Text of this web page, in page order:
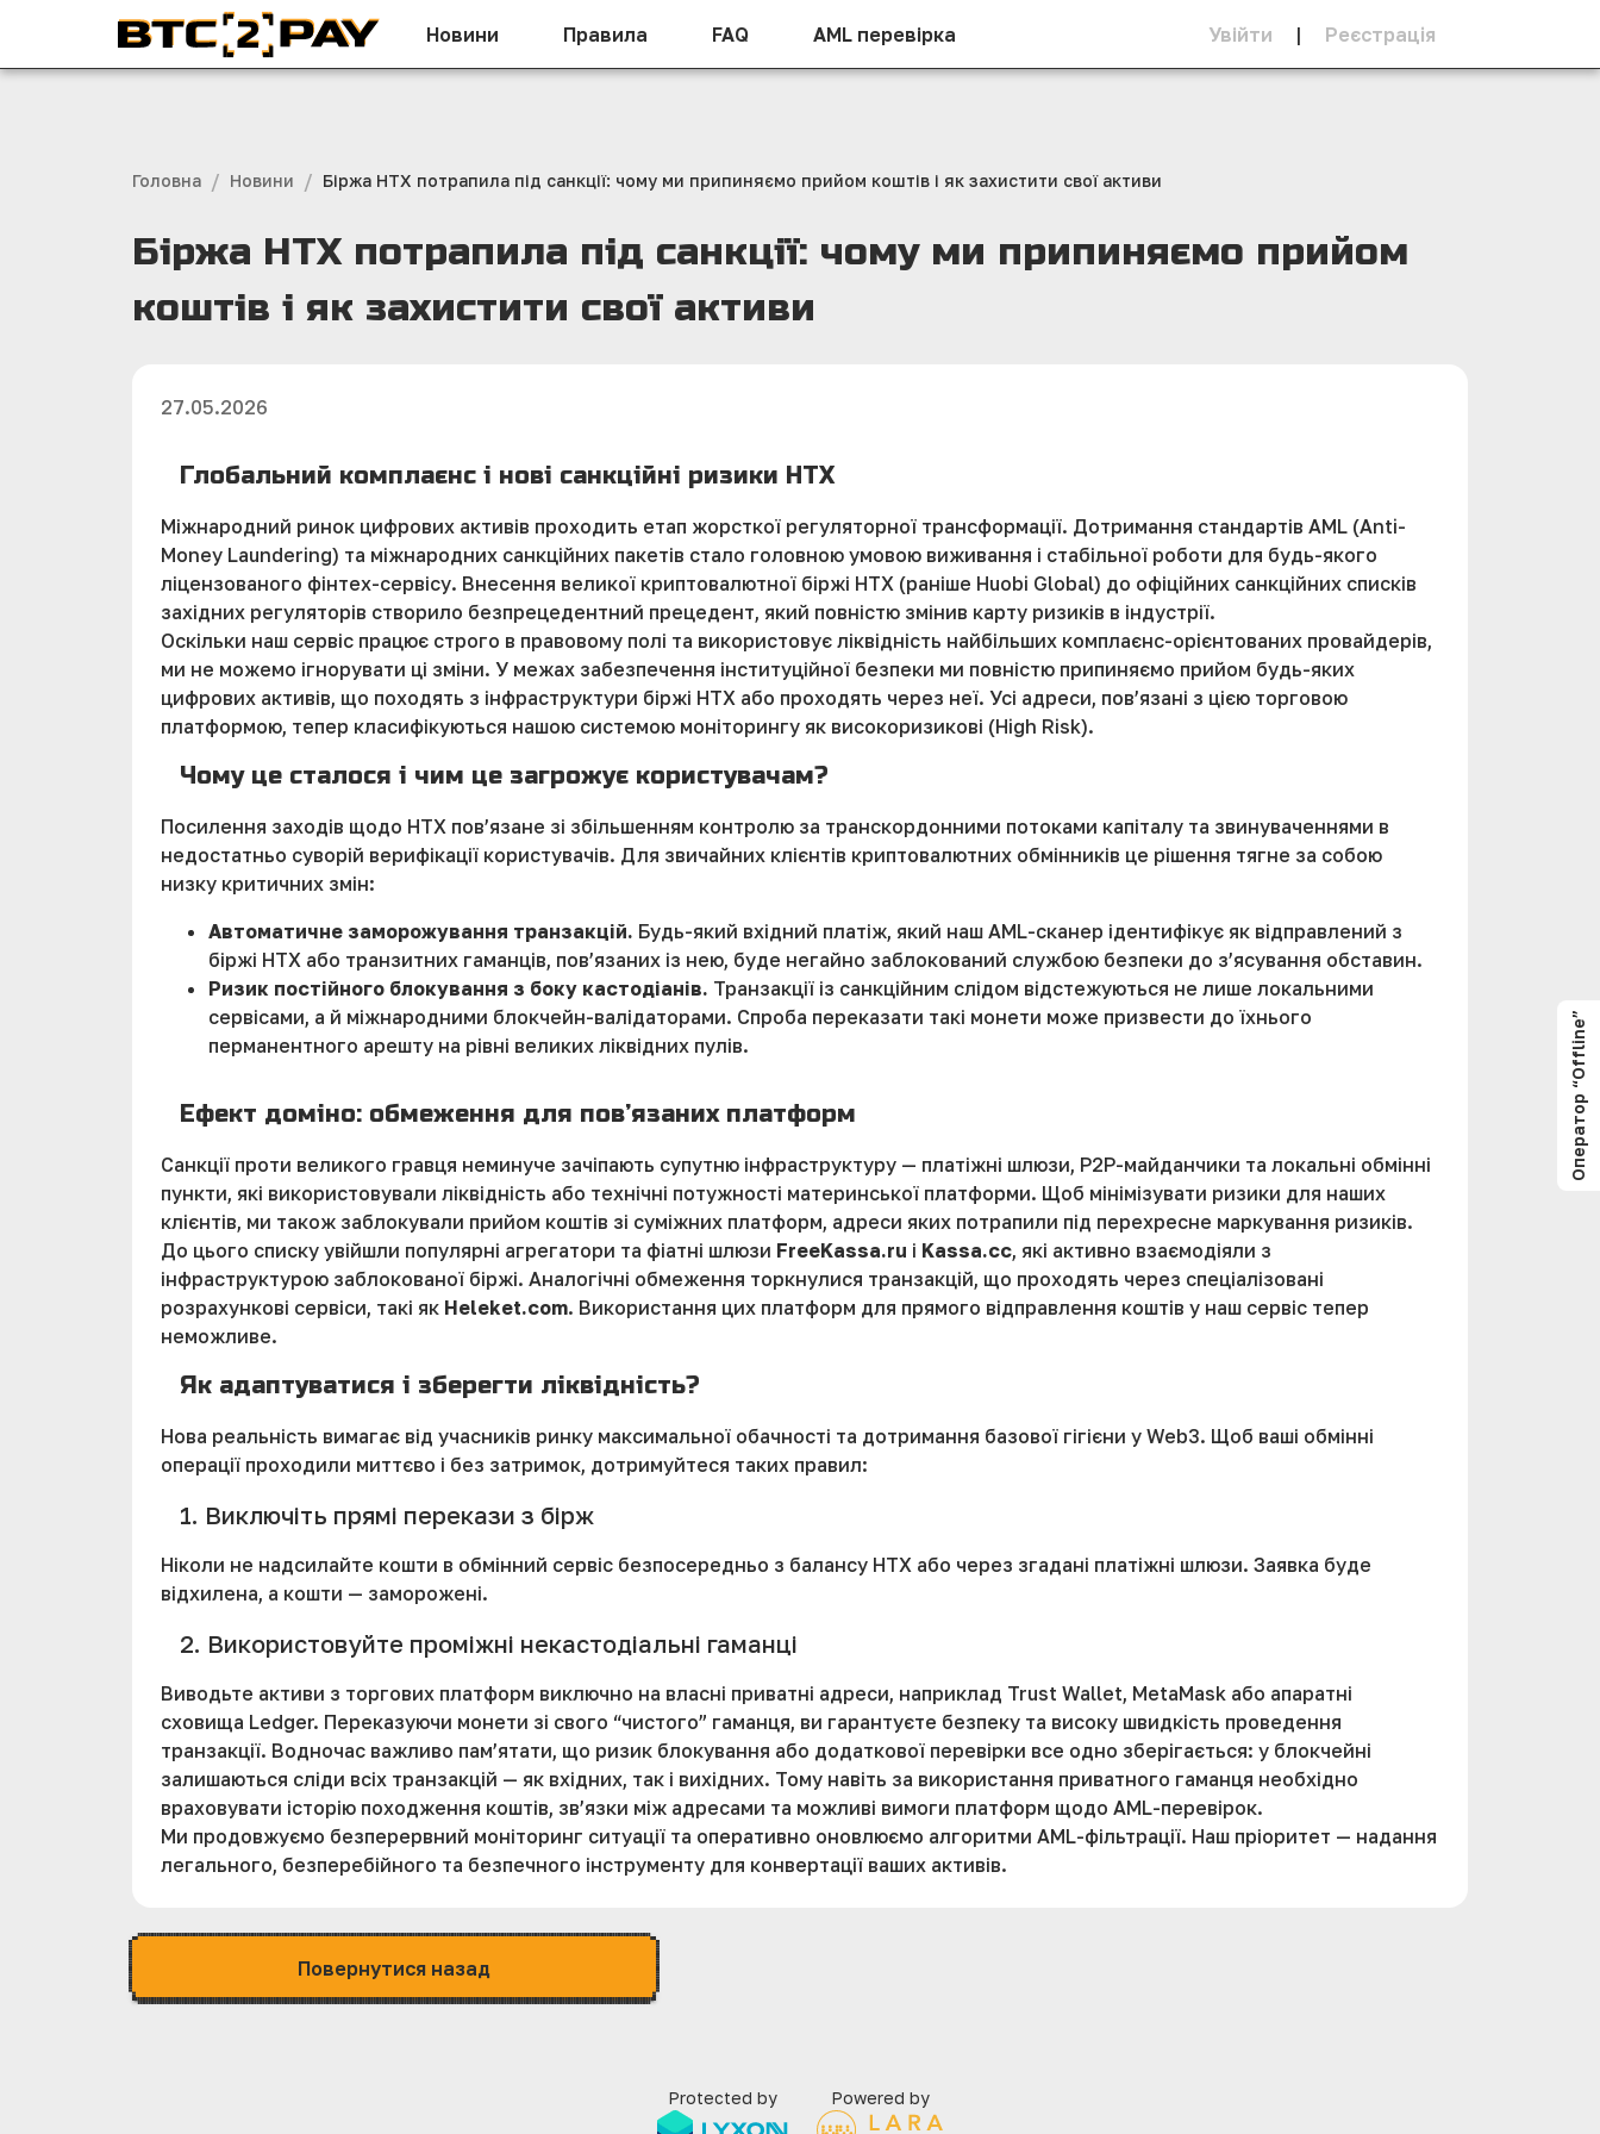
Новини Правила FAQ AML перевірка Увійти | Реєстрацiя
Головна / Новини / Біржа HTX потрапила під санкції: чому ми припиняємо прийом коштів і як захистити свої активи
Біржа HTX потрапила під санкції: чому ми припиняємо прийом
коштів і як захистити свої активи
27.05.2026
Глобальний комплаєнс і нові санкційні ризики HTX
Міжнародний ринок цифрових активів проходить етап жорсткої регуляторної трансформації. Дотримання стандартів AML (Anti-
Money Laundering) та міжнародних санкційних пакетів стало головною умовою виживання і стабільної роботи для будь-якого
ліцензованого фінтех-сервісу. Внесення великої криптовалютної біржі HTX (раніше Huobi Global) до офіційних санкційних списків
західних регуляторів створило безпрецедентний прецедент, який повністю змінив карту ризиків в індустрії.
Оскільки наш сервіс працює строго в правовому полі та використовує ліквідність найбільших комплаєнс-орієнтованих провайдерів,
ми не можемо ігнорувати ці зміни. У межах забезпечення інституційної безпеки ми повністю припиняємо прийом будь-яких
цифрових активів, що походять з інфраструктури біржі HTX або проходять через неї. Усі адреси, пов’язані з цією торговою
платформою, тепер класифікуються нашою системою моніторингу як високоризикові (High Risk).
Чому це сталося і чим це загрожує користувачам?
Посилення заходів щодо HTX пов’язане зі збільшенням контролю за транскордонними потоками капіталу та звинуваченнями в
недостатньо суворій верифікації користувачів. Для звичайних клієнтів криптовалютних обмінників це рішення тягне за собою
низку критичних змін:
Автоматичне заморожування транзакцій. Будь-який вхідний платіж, який наш AML-сканер ідентифікує як відправлений з
біржі HTX або транзитних гаманців, пов’язаних із нею, буде негайно заблокований службою безпеки до з’ясування обставин.
Ризик постійного блокування з боку кастодіанів. Транзакції із санкційним слідом відстежуються не лише локальними
сервісами, а й міжнародними блокчейн-валідаторами. Спроба переказати такі монети може призвести до їхнього
перманентного арешту на рівні великих ліквідних пулів.
Ефект доміно: обмеження для пов’язаних платформ
Санкції проти великого гравця неминуче зачіпають супутню інфраструктуру — платіжні шлюзи, P2P-майданчики та локальні обмінні
пункти, які використовували ліквідність або технічні потужності материнської платформи. Щоб мінімізувати ризики для наших
клієнтів, ми також заблокували прийом коштів зі суміжних платформ, адреси яких потрапили під перехресне маркування ризиків.
До цього списку увійшли популярні агрегатори та фіатні шлюзи FreeKassa.ru і Kassa.cc, які активно взаємодіяли з
інфраструктурою заблокованої біржі. Аналогічні обмеження торкнулися транзакцій, що проходять через спеціалізовані
розрахункові сервіси, такі як Heleket.com. Використання цих платформ для прямого відправлення коштів у наш сервіс тепер
неможливе.
Як адаптуватися і зберегти ліквідність?
Нова реальність вимагає від учасників ринку максимальної обачності та дотримання базової гігієни у Web3. Щоб ваші обмінні
операції проходили миттєво і без затримок, дотримуйтеся таких правил:
1. Виключіть прямі перекази з бірж
Ніколи не надсилайте кошти в обмінний сервіс безпосередньо з балансу HTX або через згадані платіжні шлюзи. Заявка буде
відхилена, а кошти — заморожені.
2. Використовуйте проміжні некастодіальні гаманці
Виводьте активи з торгових платформ виключно на власні приватні адреси, наприклад Trust Wallet, MetaMask або апаратні
сховища Ledger. Переказуючи монети зі свого “чистого” гаманця, ви гарантуєте безпеку та високу швидкість проведення
транзакції. Водночас важливо пам’ятати, що ризик блокування або додаткової перевірки все одно зберігається: у блокчейні
залишаються сліди всіх транзакцій — як вхідних, так і вихідних. Тому навіть за використання приватного гаманця необхідно
враховувати історію походження коштів, зв’язки між адресами та можливі вимоги платформ щодо AML-перевірок.
Ми продовжуємо безперервний моніторинг ситуації та оперативно оновлюємо алгоритми AML-фільтрації. Наш пріоритет — надання
легального, безперебійного та безпечного інструменту для конвертації ваших активів.
Повернутися назад
Protected by Powered by
Оператор “Offline”